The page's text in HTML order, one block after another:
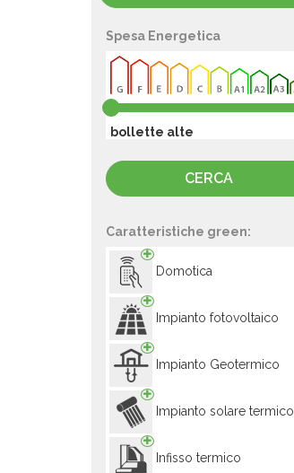
Spesa Energetica
bollette alte
Caratteristiche green:
Domotica
Impianto fotovoltaico
Impianto Geotermico
Impianto solare termico
Infisso termico